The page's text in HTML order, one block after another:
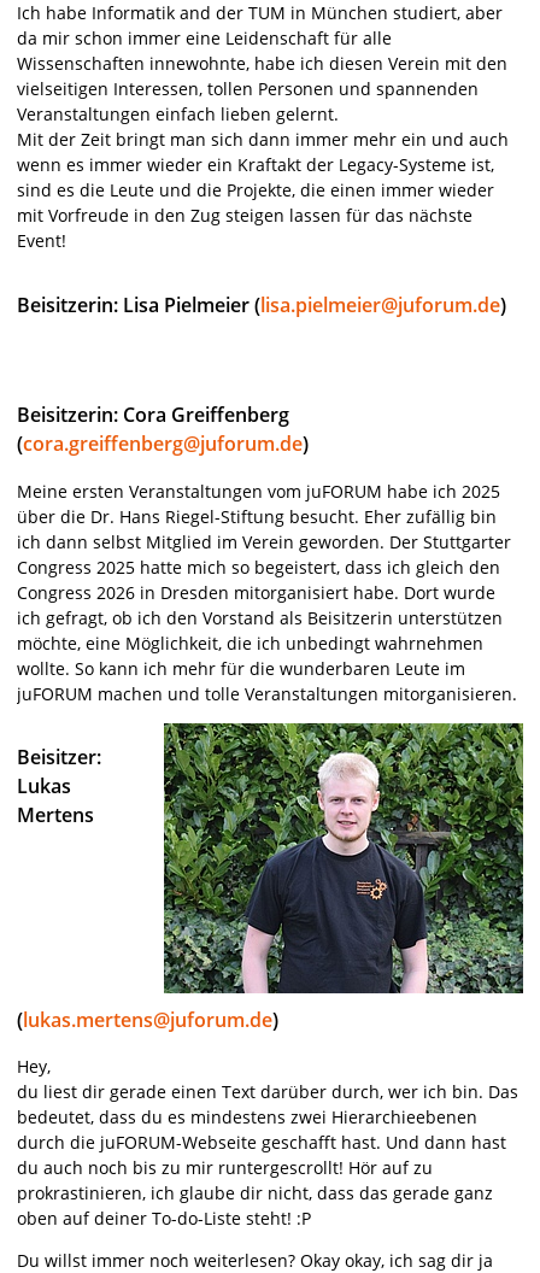
Ich habe Informatik and der TUM in München studiert, aber
da mir schon immer eine Leidenschaft für alle
Wissenschaften innewohnte, habe ich diesen Verein mit den
vielseitigen Interessen, tollen Personen und spannenden
Veranstaltungen einfach lieben gelernt.
Mit der Zeit bringt man sich dann immer mehr ein und auch
wenn es immer wieder ein Kraftakt der Legacy-Systeme ist,
sind es die Leute und die Projekte, die einen immer wieder
mit Vorfreude in den Zug steigen lassen für das nächste
Event!
Beisitzerin: Lisa Pielmeier (lisa.pielmeier@juforum.de)
Beisitzerin: Cora Greiffenberg
(cora.greiffenberg@juforum.de)
Meine ersten Veranstaltungen vom juFORUM habe ich 2025
über die Dr. Hans Riegel-Stiftung besucht. Eher zufällig bin
ich dann selbst Mitglied im Verein geworden. Der Stuttgarter
Congress 2025 hatte mich so begeistert, dass ich gleich den
Congress 2026 in Dresden mitorganisiert habe. Dort wurde
ich gefragt, ob ich den Vorstand als Beisitzerin unterstützen
möchte, eine Möglichkeit, die ich unbedingt wahrnehmen
wollte. So kann ich mehr für die wunderbaren Leute im
juFORUM machen und tolle Veranstaltungen mitorganisieren.
Beisitzer:
Lukas
Mertens
(lukas.mertens@juforum.de)
Hey,
du liest dir gerade einen Text darüber durch, wer ich bin. Das
bedeutet, dass du es mindestens zwei Hierarchieebenen
durch die juFORUM-Webseite geschafft hast. Und dann hast
du auch noch bis zu mir runtergescrollt! Hör auf zu
prokrastinieren, ich glaube dir nicht, dass das gerade ganz
oben auf deiner To-do-Liste steht! :P
Du willst immer noch weiterlesen? Okay okay, ich sag dir ja